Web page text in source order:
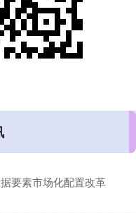
要素市场化配置改革